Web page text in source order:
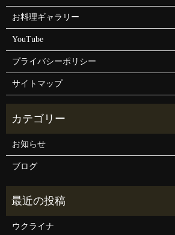
お料理ギャラリー
YouTube
プライバシーポリシー
サイトマップ
お知らせ
ブログ
ウクライナ